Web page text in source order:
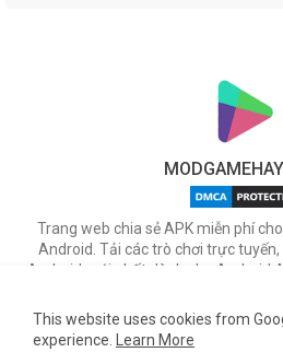
Trang web chia sẻ APK miễn phí
Android. Tải các trò chơi trực
Android mới nhất dành cho Android.
trên Android.
This website uses cookies from
experience.
Learn More